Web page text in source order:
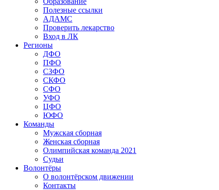
Полезные ссылки
АДАМС
Проверить лекарство
Вход в ЛК
Регионы
ДФО
ПФО
СЗФО
СКФО
СФО
УФО
ЦФО
ЮФО
Команды
Мужская сборная
Женская сборная
Олимпийская команда 2021
Судьи
Волонтёры
О волонтёрском движении
Контакты